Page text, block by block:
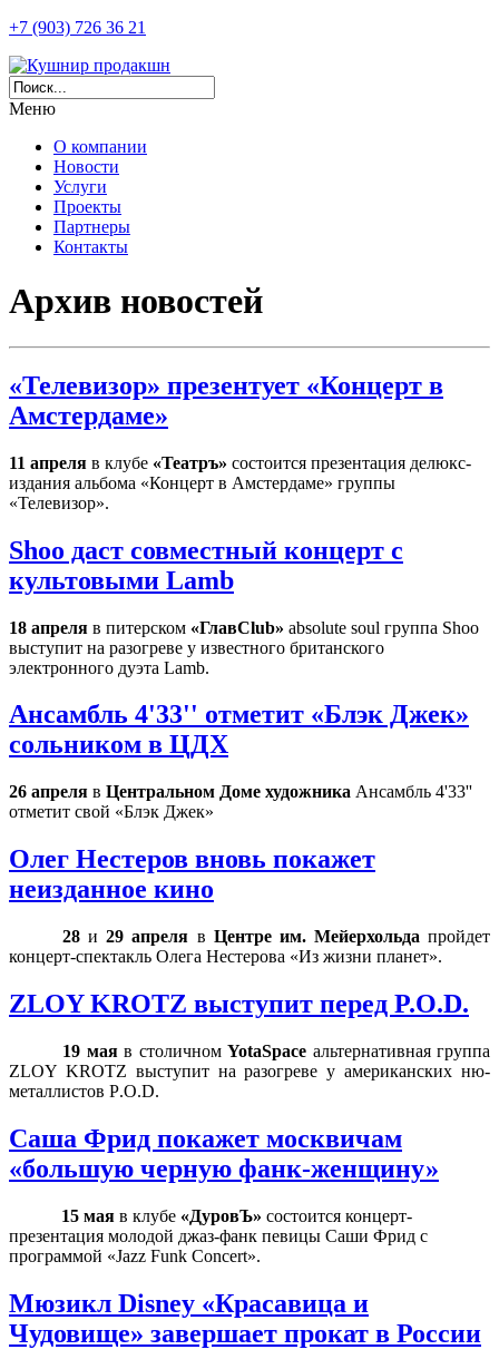
+7 (903) 726 36 21
Меню
О компании
Новости
Услуги
Проекты
Партнеры
Контакты
Архив новостей
«Телевизор» презентует «Концерт в
Амстердаме»
11 апреля в клубе «Театръ» состоится презентация делюкс-
издания альбома «Концерт в Амстердаме» группы
«Телевизор».
Shoo даст совместный концерт с
культовыми Lamb
18 апреля в питерском «ГлавClub» absolute soul группа Shoo
выступит на разогреве у известного британского
электронного дуэта Lamb.
Ансамбль 4'33'' отметит «Блэк Джек»
сольником в ЦДХ
26 апреля в Центральном Доме художника Ансамбль 4'33''
отметит свой «Блэк Джек»
Олег Нестеров вновь покажет
неизданное кино
28и29 апреля в Центре им. Мейерхольда пройдет
концерт-спектакль Олега Нестерова «Из жизни планет».
ZLOY KROTZ выступит перед P.O.D.
19 маяв столичном YotaSpace альтернативная группа
ZLOY KROTZ выступит на разогреве у американских ню-
металлистов P.O.D.
Саша Фрид покажет москвичам
«большую черную фанк-женщину»
15 мая в клубе «ДуровЪ» состоится концерт-
презентация молодой джаз-фанк певицы Саши Фрид с
программой «Jazz Funk Concert».
Мюзикл Disney «Красавица и
Чудовище» завершает прокат в России